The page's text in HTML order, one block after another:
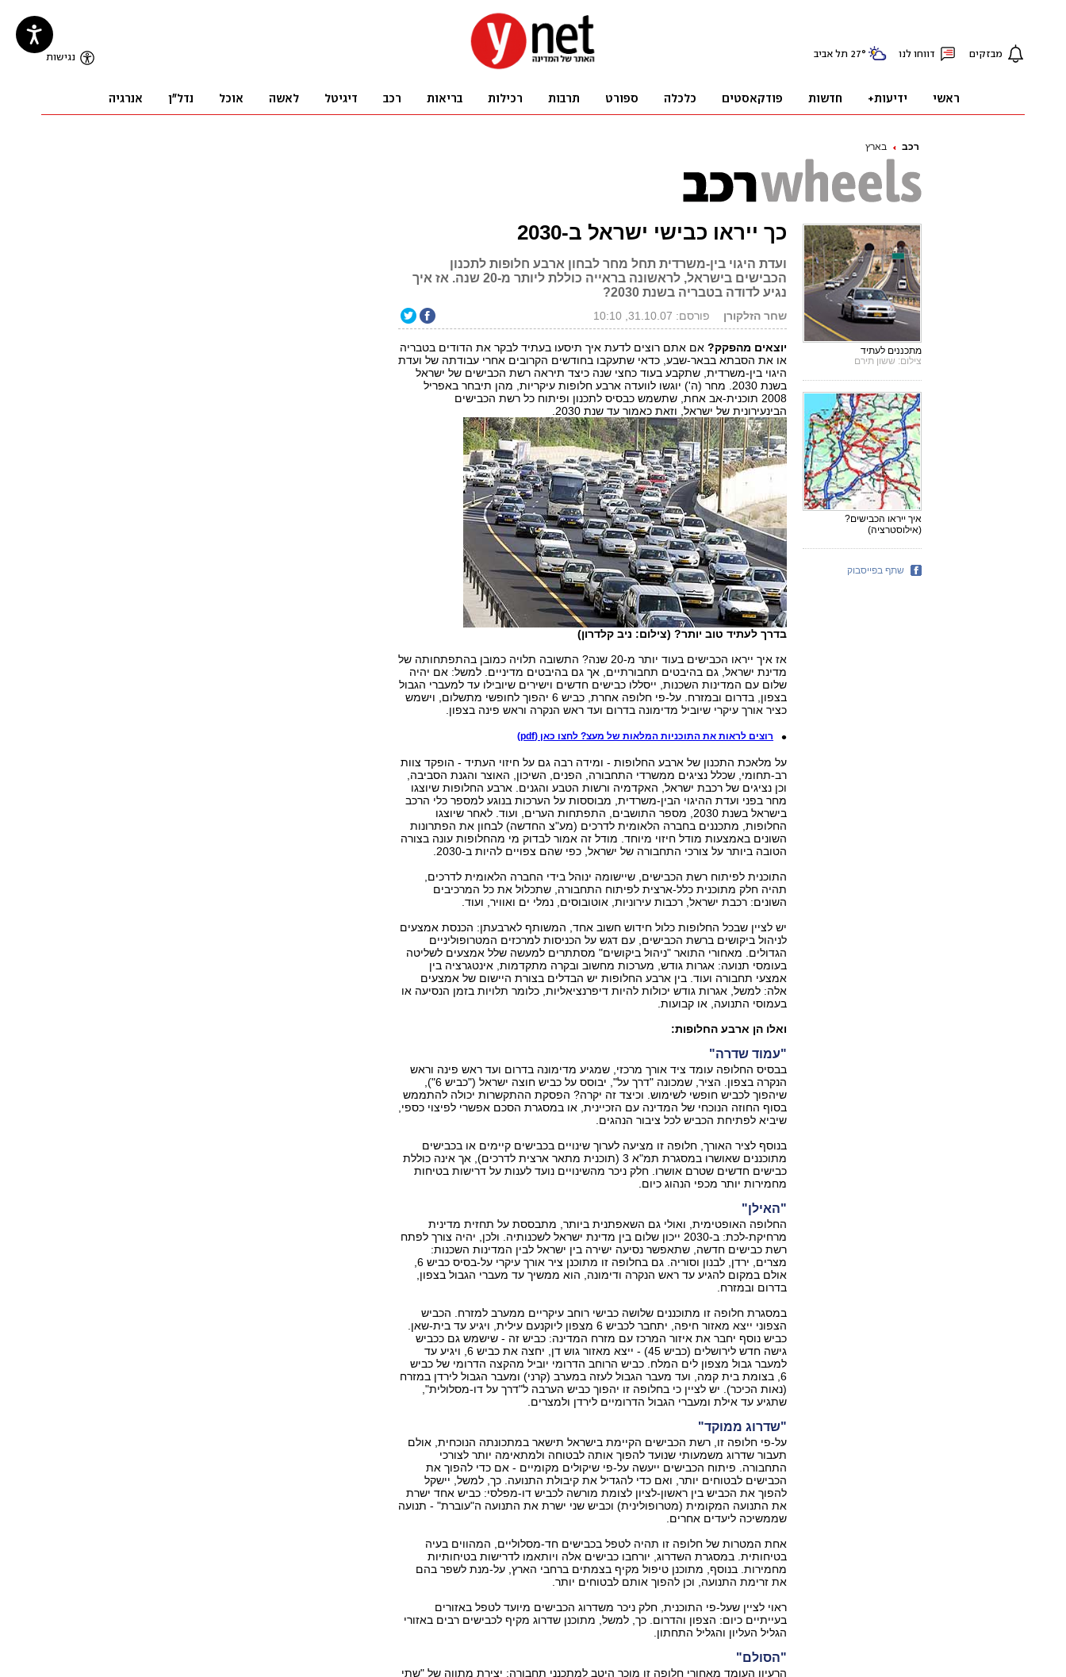
רכב בארץ
כך ייראו כבישי ישראל ב-2030
ועדת היגוי בין-משרדית תחל מחר לבחון ארבע חלופות לתכנון
הכבישים בישראל, לראשונה בראייה כוללת ליותר מ-20 שנה. אז איך
נגיע לדודה בטבריה בשנת 2030?
שחר הזלקורן פורסם: 31.10.07, 10:10
יוצאים מהפקק?אם אתם רוצים לדעת איך תיסעו בעתיד לבקר את הדודים בטבריה
או את הסבתא בבאר-שבע, כדאי שתעקבו בחודשים הקרובים אחרי עבודתה של ועדת
היגוי בין-משרדית, שתקבע בעוד כחצי שנה כיצד תיראה רשת הכבישים של ישראל
בשנת 2030. מחר (ה') יוגשו לוועדה ארבע חלופות עיקריות, מהן תיבחר באפריל
2008 תוכנית-אב אחת, שתשמש כבסיס לתכנון ופיתוח כל רשת הכבישים
הבינעירונית של ישראל, וזאת כאמור עד שנת 2030.
בדרך לעתיד טוב יותר? (צילום: ניב קלדרון)
אז איך ייראו הכבישים בעוד יותר מ-20 שנה? התשובה תלויה כמובן בהתפתחותה של
מדינת ישראל, גם בהיבטים תחבורתיים, אך גם בהיבטים מדיניים. למשל: אם יהיה
שלום עם המדינות השכנות, ייסללו כבישים חדשים וישירים שיובילו עד למעברי הגבול
בצפון, בדרום ובמזרח. על-פי חלופה אחרת, כביש 6 יהפוך לחופשי מתשלום, וישמש
כציר אורך עיקרי שיוביל מדימונה בדרום ועד ראש הנקרה וראש פינה בצפון.
רוצים לראות את התוכניות המלאות של מעצ? לחצו כאן (pdf)
על מלאכת התכנון של ארבע החלופות - ומידה רבה גם על חיזוי העתיד - הופקד צוות
רב-תחומי, שכלל נציגים ממשרדי התחבורה, הפנים, השיכון, האוצר והגנת הסביבה,
וכן נציגים של רכבת ישראל, האקדמיה ורשות הטבע והגנים. ארבע החלופות שיוצגו
מחר בפני ועדת ההיגוי הבין-משרדית, מבוססות על הערכות בנוגע למספר כלי הרכב
בישראל בשנת 2030, מספר התושבים, התפתחות הערים, ועוד. לאחר שיוצגו
החלופות, מתכננים בחברה הלאומית לדרכים (מע"צ החדשה) לבחון את הפתרונות
השונים באמצעות מודל חיזוי מיוחד. מודל זה אמור לבדוק מי מהחלופות עונה בצורה
הטובה ביותר על צורכי התחבורה של ישראל, כפי שהם צפויים להיות ב-2030.
התוכנית לפיתוח רשת הכבישים, שיישומה ינוהל בידי החברה הלאומית לדרכים,
תהיה חלק מתוכנית כלל-ארצית לפיתוח התחבורה, שתכלול את כל המרכיבים
השונים: רכבת ישראל, רכבות עירוניות, אוטובוסים, נמלי ים ואוויר, ועוד.
יש לציין שבכל החלופות כלול חידוש חשוב אחד, המשותף לארבעתן: הכנסת אמצעים
לניהול ביקושים ברשת הכבישים, עם דגש על הכניסות למרכזים המטרופוליניים
הגדולים. מאחורי התואר "ניהול ביקושים" מסתתרים למעשה שלל אמצעים לשליטה
בעומסי תנועה: אגרות גודש, מערכות מחשוב ובקרה מתקדמות, אינטגרציה בין
אמצעי תחבורה ועוד. בין ארבע החלופות יש הבדלים בצורת היישום של אמצעים
אלה: למשל, אגרות גודש יכולות להיות דיפרנציאליות, כלומר תלויות בזמן הנסיעה או
בעמוסי התנועה, או קבועות.
ואלו הן ארבע החלופות:
"עמוד שדרה"
בבסיס החלופה עומד ציד אורך מרכזי, שמגיע מדימונה בדרום ועד ראש פינה וראש
הנקרה בצפון. הציר, שמכונה "דרך על", יבוסס על כביש חוצה ישראל ("כביש 6"),
שיהפוך לכביש חופשי לשימוש. וכיצד זה יקרה? הפסקת ההתקשרות יכולה להתממש
בסוף החוזה הנוכחי של המדינה עם הזכיינית, או במסגרת הסכם אפשרי לפיצוי כספי,
שיביא לפתיחת הכביש לכל ציבור הנהגים.
בנוסף לציר האורך, חלופה זו מציעה לערוך שינויים בכבישים קיימים או בכבישים
מתוכננים שאושרו במסגרת תמ"א 3 (תוכנית מתאר ארצית לדרכים), אך אינה כוללת
כבישים חדשים שטרם אושרו. חלק ניכר מהשינויים נועד לענות על דרישות בטיחות
מחמירות יותר מכפי הנהוג כיום.
"האילן"
החלופה האופטימית, ואולי גם השאפתנית ביותר, מתבססת על תחזית מדינית
מרחיקת-לכת: ב-2030 ייכון שלום בין מדינת ישראל לשכנותיה. ולכן, יהיה צורך לפתח
רשת כבישים חדשה, שתאפשר נסיעה ישירה בין ישראל לבין המדינות השכנות:
מצרים, ירדן, לבנון וסוריה. גם בחלופה זו מתוכנן ציר אורך עיקרי על-בסיס כביש 6,
אולם במקום להגיע עד ראש הנקרה ודימונה, הוא ממשיך עד מעברי הגבול בצפון,
בדרום ובמזרח.
במסגרת חלופה זו מתוכננים שלושה כבישי רוחב עיקריים ממערב למזרח. הכביש
הצפוני ייצא מאזור חיפה, יתחבר לכביש 6 מצפון ליוקנעם עילית, ויגיע עד בית-שאן.
כביש נוסף יחבר את איזור המרכז עם מזרח המדינה: כביש זה - שישמש גם ככביש
גישה חדש לירושלים (כביש 45) - ייצא מאזור גוש דן, יחצה את כביש 6, ויגיע עד
למעבר גבול מצפון לים המלח. כביש הרוחב הדרומי יוביל מהקצה הדרומי של כביש
6, בצומת בית קמה, ועד מעבר הגבול לעזה במערב (קרני) ומעבר הגבול לירדן במזרח
(נאות הכיכר). יש לציין כי בחלופה זו יהפוך כביש הערבה ל"דרך על דו-מסלולית",
שתגיע עד אילת ומעברי הגבול הדרומיים לירדן ולמצרים.
"שדרוג ממוקד"
על-פי חלופה זו, רשת הכבישים הקיימת בישראל תישאר במתכונתה הנוכחית, אולם
תעבור שדרוג משמעותי שנועד להפוך אותה לבטוחה ולמתאימה יותר לצורכי
התחבורה. פיתוח הכבישים ייעשה על-פי שיקולים מקומיים - אם כדי להפוך את
הכבישים לבטוחים יותר, ואם כדי להגדיל את קיבולת התנועה. כך, למשל, יישקל
להפוך את הכביש בין ראשון-לציון לצומת מורשה לכביש דו-מפלסי: כביש אחד ישרת
את התנועה המקומית (מטרופולינית) וכביש שני ישרת את התנועה ה"עוברת" - תנועה
שממשיכה ליעדים אחרים.
אחת המטרות של חלופה זו תהיה לטפל בכבישים חד-מסלוליים, המהווים בעיה
בטיחותית. במסגרת השדרוג, יורחבו כבישים אלה ויותאמו לדרישות בטיחותיות
מחמירות. בנוסף, מתוכנן טיפול מקיף בצמתים ברחבי הארץ, על-מנת לשפר בהם
את זרימת התנועה, וכן להפוך אותם לבטוחים יותר.
ראוי לציין שעל-פי התוכנית, חלק ניכר משדרוג הכבישים מיועד לטפל באזורים
בעייתיים כיום: הצפון והדרום. כך, למשל, מתוכנן שדרוג מקיף לכבישים רבים באזורי
הגליל העליון והגליל התחתון.
"הסולם"
הרעיון העומד מאחורי חלופה זו מוכר היטב למתכנני תחבורה: יצירת מתווה של "שתי
מתכננים לעתיד
צילום: ששון תירם
איך ייראו הכבישים?
(אילוסטרציה)
שתף בפייסבוק